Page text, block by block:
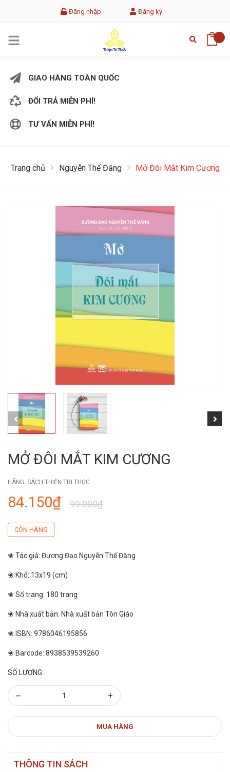
Đăng nhập Đăng ký
GIAO HÀNG TOÀN QUỐC
ĐỔI TRẢ MIỄN PHÍ!
TƯ VẤN MIỄN PHÍ!
Trang chủ Nguyễn Thế Đăng Mở Đôi Mắt Kim Cương
MỞ ĐÔI MẮT KIM CƯƠNG
HÃNG: SÁCH THIỆN TRI THỨC
84.150₫ 99.000₫
CÒN HÀNG
❀ Tác giả: Đương Đạo Nguyễn Thế Đăng
❀ Khổ: 13x19 (cm)
❀ Số trang: 180 trang
❀ Nhà xuất bản: Nhà xuất bản Tôn Giáo
❀ ISBN: 9786046195856
❀ Barcode: 8938539539260
SỐ LƯỢNG:
– +
MUA HÀNG
THÔNG TIN SÁCH